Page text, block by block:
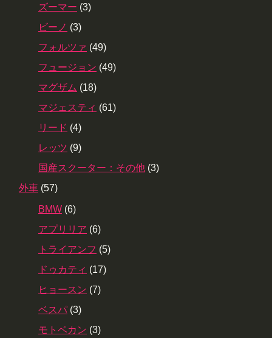
ズーマー (3)
ビーノ (3)
フォルツァ (49)
フュージョン (49)
マグザム (18)
マジェスティ (61)
リード (4)
レッツ (9)
国産スクーター：その他 (3)
外車 (57)
BMW (6)
アプリリア (6)
トライアンフ (5)
ドゥカティ (17)
ヒョースン (7)
ベスパ (3)
モトベカン (3)